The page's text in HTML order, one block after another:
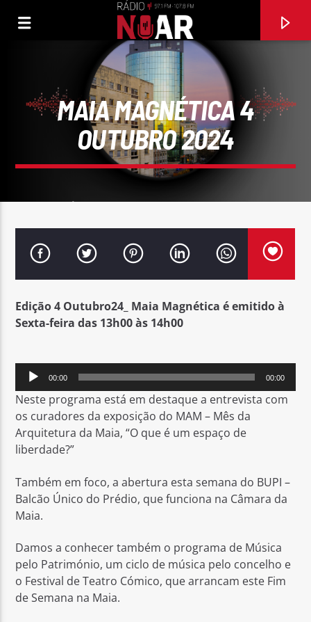
FAIXA ATUAL
FERNANDO CORREIA MARQUES
Rádio No ar
MAIA MAGNÉTICA 4
OUTUBRO 2024
Edição4 Outubro24_ Maia Magnética é emitido à
Sexta-feira das 13h00 às 14h00
Reprodutor
de
áudio
00:00 00:00
Neste programa está em destaquea entrevista com
os curadores da exposição do MAM – Mês da
Arquitetura da Maia, “O que é um espaço de
liberdade?”
Também em foco, a abertura esta semana do BUPI –
Balcão Único do Prédio, que funciona na Câmara da
Maia.
Damos a conhecer também o programa de Música
pelo Património, um ciclo de música pelo concelho e
o Festival de Teatro Cómico, que arrancam este Fim
de Semana na Maia.